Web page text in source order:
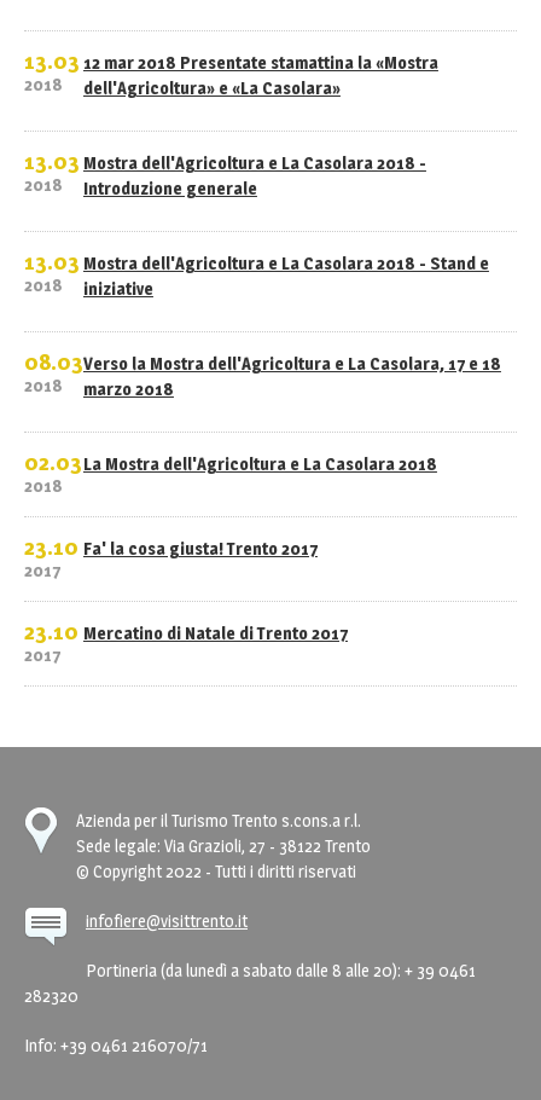
13.03
2018
12 mar 2018 Presentate stamattina la «Mostra
dell'Agricoltura» e «La Casolara»
13.03
2018
Mostra dell'Agricoltura e La Casolara 2018 -
Introduzione generale
13.03
2018
Mostra dell'Agricoltura e La Casolara 2018 - Stand e
iniziative
08.03
2018
Verso la Mostra dell'Agricoltura e La Casolara, 17 e 18
marzo 2018
02.03
2018
La Mostra dell'Agricoltura e La Casolara 2018
23.10
2017
Fa' la cosa giusta! Trento 2017
23.10
2017
Mercatino di Natale di Trento 2017
Azienda per il Turismo Trento s.cons.a r.l.
Sede legale: Via Grazioli, 27 - 38122 Trento
© Copyright 2022 - Tutti i diritti riservati
infofiere@visittrento.it
Portineria (da lunedì a sabato dalle 8 alle 20): + 39 0461
282320
Info: +39 0461 216070/71